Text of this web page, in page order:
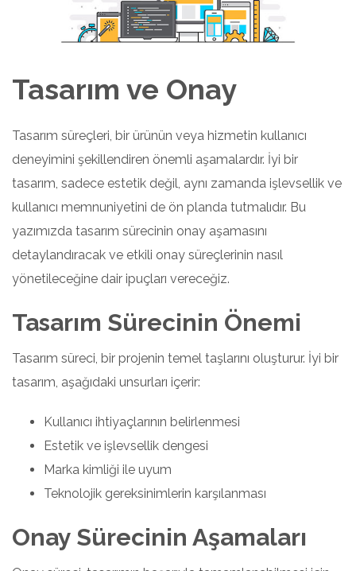
Tasarım ve Onay
Tasarım süreçleri, bir ürünün veya hizmetin kullanıcı
deneyimini şekillendiren önemli aşamalardır. İyi bir
tasarım, sadece estetik değil, aynı zamanda işlevsellik ve
kullanıcı memnuniyetini de ön planda tutmalıdır. Bu
yazımızda tasarım sürecinin onay aşamasını
detaylandıracak ve etkili onay süreçlerinin nasıl
yönetileceğine dair ipuçları vereceğiz.
Tasarım Sürecinin Önemi
Tasarım süreci, bir projenin temel taşlarını oluşturur. İyi bir
tasarım, aşağıdaki unsurları içerir:
Kullanıcı ihtiyaçlarının belirlenmesi
Estetik ve işlevsellik dengesi
Marka kimliği ile uyum
Teknolojik gereksinimlerin karşılanması
Onay Sürecinin Aşamaları